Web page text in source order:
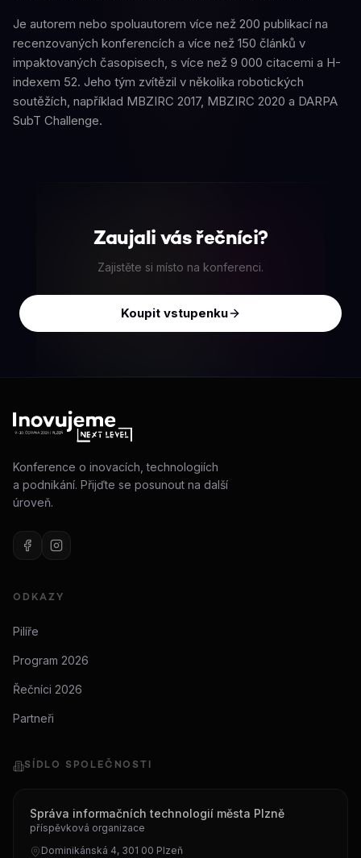
Je autorem nebo spoluautorem více než 200 publikací na
recenzovaných konferencích a více než 150 článků v
impaktovaných časopisech, s více než 9 000 citacemi a H-
indexem 52. Jeho tým zvítězil v několika robotických
soutěžích, například MBZIRC 2017, MBZIRC 2020 a DARPA
SubT Challenge.
Zaujali vás řečníci?
Zajistěte si místo na konferenci.
Koupit vstupenku
Konference o inovacích, technologiích
a podnikání. Přijďte se posunout na další
úroveň.
ODKAZY
Pilíře
Program 2026
Řečníci 2026
Partneři
SÍDLO SPOLEČNOSTI
Správa informačních technologií města Plzně
příspěvková organizace
Dominikánská 4, 301 00 Plzeň